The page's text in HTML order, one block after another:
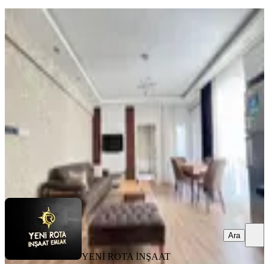
Yeni Rota'dan Emniyet Müdürlüğü
Civarı Kiralık Eşyalı 2+0 Daire
Dulkadiroğlu, Bahçeli Evler Mahallesi
2+0· 1. Kat· 08.08.2026
23.000 ₺
YENİ ROTA İNŞAAT EMLAK Hayrunnisa Teltik
YENİ ROTA İNŞAAT
Ara